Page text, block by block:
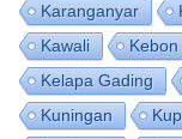
Karanganyar
Kawali
Kelapa Gading
Kuningan